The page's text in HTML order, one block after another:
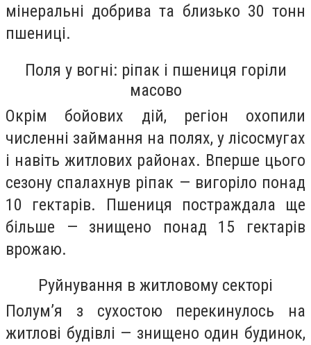
мінеральні добрива та близько 30 тонн
пшениці.
Поля у вогні: ріпак і пшениця горіли
масово
Окрім бойових дій, регіон охопили
численні займання на полях, у лісосмугах
і навіть житлових районах. Вперше цього
сезону спалахнув ріпак — вигоріло понад
10 гектарів. Пшениця постраждала ще
більше — знищено понад 15 гектарів
врожаю.
Руйнування в житловому секторі
Полум’я з сухостою перекинулось на
житлові будівлі — знищено один будинок,